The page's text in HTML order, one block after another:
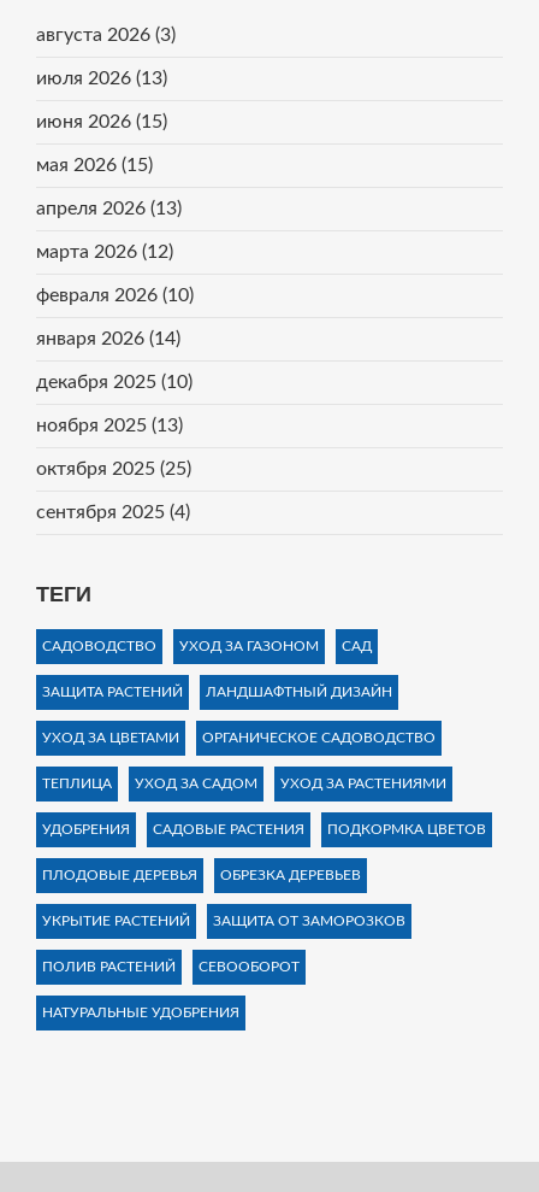
августа 2026 (3)
июля 2026 (13)
июня 2026 (15)
мая 2026 (15)
апреля 2026 (13)
марта 2026 (12)
февраля 2026 (10)
января 2026 (14)
декабря 2025 (10)
ноября 2025 (13)
октября 2025 (25)
сентября 2025 (4)
ТЕГИ
САДОВОДСТВО УХОД ЗА ГАЗОНОМ САД
ЗАЩИТА РАСТЕНИЙ ЛАНДШАФТНЫЙ ДИЗАЙН
УХОД ЗА ЦВЕТАМИ ОРГАНИЧЕСКОЕ САДОВОДСТВО
ТЕПЛИЦА УХОД ЗА САДОМ УХОД ЗА РАСТЕНИЯМИ
УДОБРЕНИЯ САДОВЫЕ РАСТЕНИЯ ПОДКОРМКА ЦВЕТОВ
ПЛОДОВЫЕ ДЕРЕВЬЯ ОБРЕЗКА ДЕРЕВЬЕВ
УКРЫТИЕ РАСТЕНИЙ ЗАЩИТА ОТ ЗАМОРОЗКОВ
ПОЛИВ РАСТЕНИЙ СЕВООБОРОТ
НАТУРАЛЬНЫЕ УДОБРЕНИЯ